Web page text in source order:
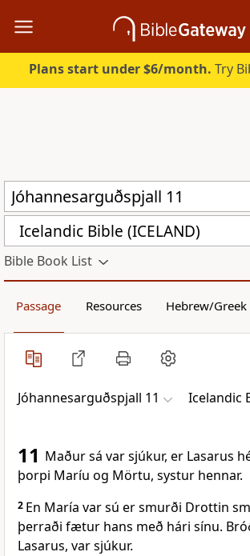
Plans start under $6/month. Try
Icelandic Bible (ICELAND)
Bible Book List
Passage Resources Hebrew/Greek
Jóhannesarguðspjall 11 Icelandic
11 Maður sá var sjúkur, er Lasarus
þorpi Maríu og Mörtu, systur hennar.
2 En María var sú er smurði Drottin
þerraði fætur hans með hári sínu.
Lasarus, var sjúkur.